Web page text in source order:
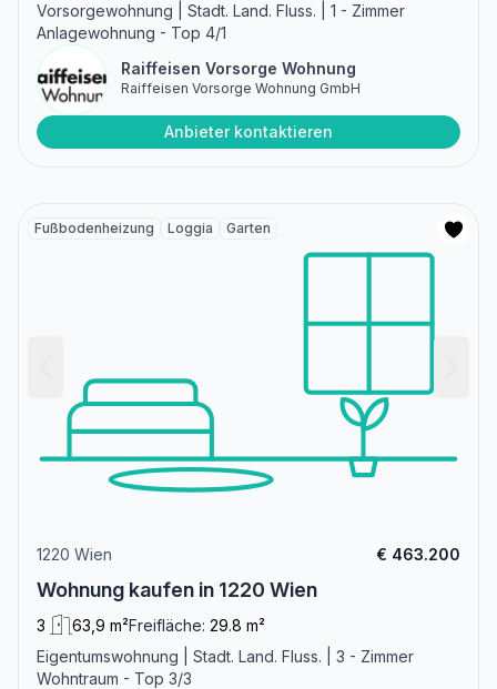
Vorsorgewohnung | Stadt. Land. Fluss. | 1 - Zimmer
Anlagewohnung - Top 4/1
Raiffeisen Vorsorge Wohnung
Raiffeisen Vorsorge Wohnung GmbH
Anbieter kontaktieren
Fußbodenheizung Loggia Garten
1220 Wien € 463.200
Wohnung kaufen in 1220 Wien
3 63,9 m²Freifläche: 29.8 m²
Eigentumswohnung | Stadt. Land. Fluss. | 3 - Zimmer
Wohntraum - Top 3/3